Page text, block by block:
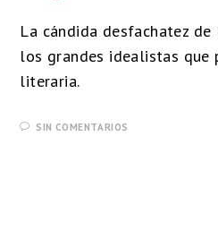
La cándida desfachatez
los grandes idealistas
literaria.
SIN COMENTARIOS